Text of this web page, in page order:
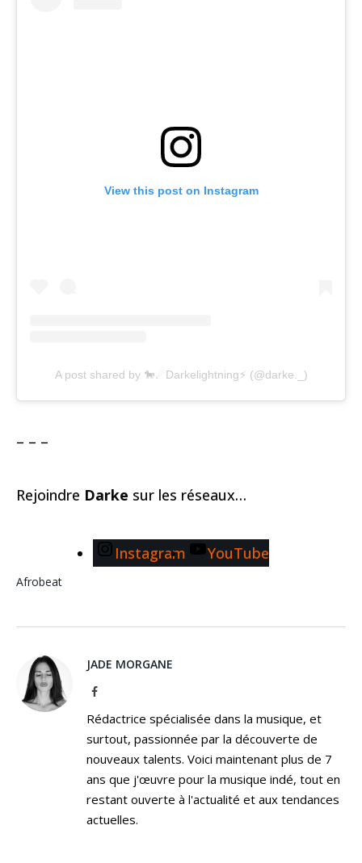
View this post on Instagram
A post shared by 🐎☄Darkelightning⚡ (@darke._)
– – –
Rejoindre Darke sur les réseaux…
Instagram YouTube
Afrobeat
JADE MORGANE
Facebook
Rédactrice spécialisée dans la musique, et
surtout, passionnée par la découverte de
nouveaux talents. Voici maintenant plus de 7
ans que j'œuvre pour la musique indé, tout en
restant ouverte à l'actualité et aux tendances
actuelles.